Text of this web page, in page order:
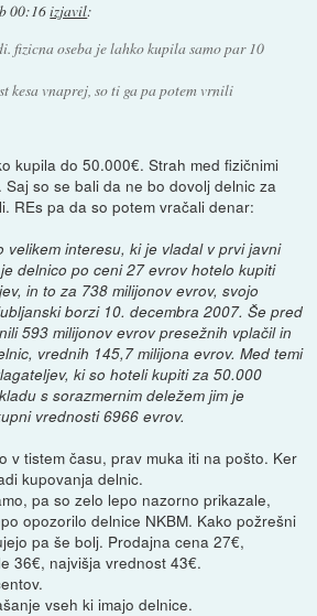
00:16izjavil:
fizicna oseba je lahko kupila samo par 10
kesa vnaprej, so ti ga pa potem vrnili
kupila do 50.000€. Strah med fizičnimi
so se bali da ne bo dovolj delnic za
REs pa da so potem vračali denar:
velikem interesu, ki je vladal v prvi javni
delnico po ceni 27 evrov hotelo kupiti
in to za 738 milijonov evrov, svojo
borzi 10. decembra 2007. Še pred
593 milijonov evrov presežnih vplačil in
vrednih 145,7 milijona evrov. Med temi
ki so hoteli kupiti za 50.000
s sorazmernim deležem jim je
vrednosti 6966 evrov.
v tistem času, prav muka iti na pošto. Ker
kupovanja delnic.
pa so zelo lepo nazorno prikazale,
opozorilo delnice NKBM. Kako požrešni
pa še bolj. Prodajna cena 27€,
36€, najvišja vrednost 43€.
vseh ki imajo delnice.